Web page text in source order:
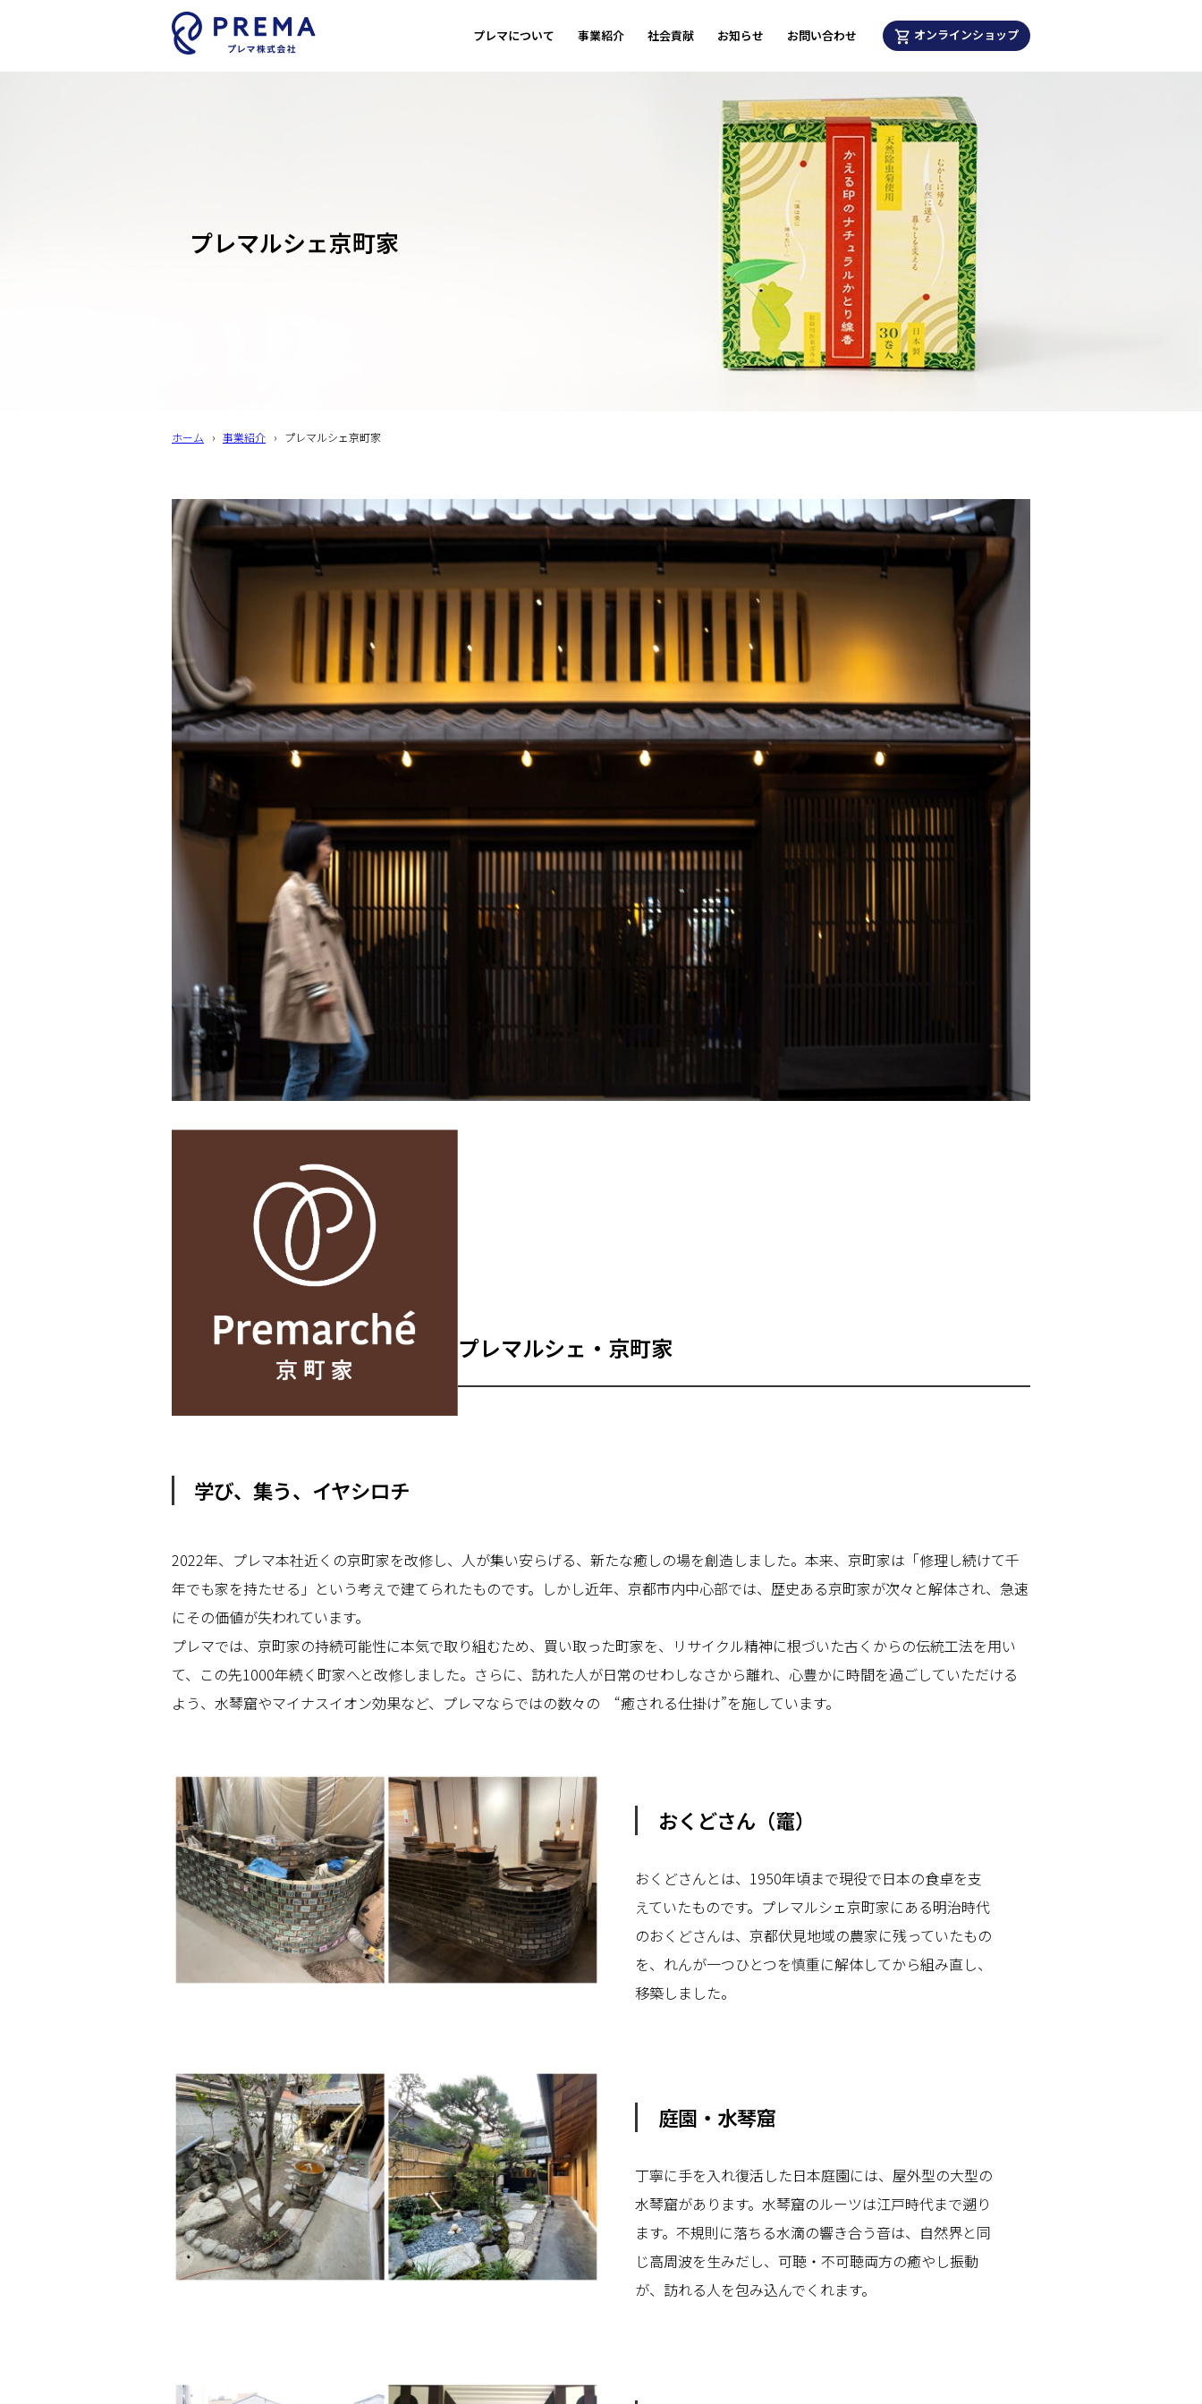
プレマについて 事業紹介 社会貢献 お知らせ お問い合わせ オンラインショップ
プレマルシェ京町家
ホーム › 事業紹介 › プレマルシェ京町家
プレマルシェ・京町家
学び、集う、イヤシロチ
2022年、プレマ本社近くの京町家を改修し、人が集い安らげる、新たな癒しの場を創造しました。本来、京町家は「修理し続けて千
年でも家を持たせる」という考えで建てられたものです。しかし近年、京都市内中心部では、歴史ある京町家が次々と解体され、急速
にその価値が失われています。
プレマでは、京町家の持続可能性に本気で取り組むため、買い取った町家を、リサイクル精神に根づいた古くからの伝統工法を用い
て、この先1000年続く町家へと改修しました。さらに、訪れた人が日常のせわしなさから離れ、心豊かに時間を過ごしていただける
よう、水琴窟やマイナスイオン効果など、プレマならではの数々の “癒される仕掛け”を施しています。
おくどさん（竈）
おくどさんとは、1950年頃まで現役で日本の食卓を支
えていたものです。プレマルシェ京町家にある明治時代
のおくどさんは、京都伏見地域の農家に残っていたもの
を、れんが一つひとつを慎重に解体してから組み直し、
移築しました。
庭園・水琴窟
丁寧に手を入れ復活した日本庭園には、屋外型の大型の
水琴窟があります。水琴窟のルーツは江戸時代まで遡り
ます。不規則に落ちる水滴の響き合う音は、自然界と同
じ高周波を生みだし、可聴・不可聴両方の癒やし振動
が、訪れる人を包み込んでくれます。